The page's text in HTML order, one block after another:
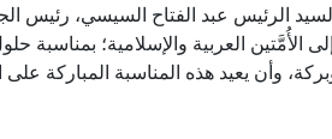
الرئيس عبد الفتاح السيسي، رئيس
وأن يعيد هذه المناسبة المباركة على